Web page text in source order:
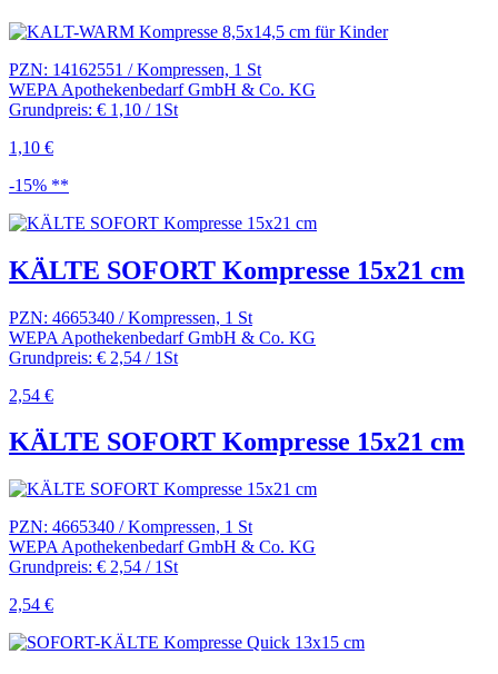
PZN: 14162551 / Kompressen, 1 St
WEPA Apothekenbedarf GmbH & Co. KG
Grundpreis: € 1,10 / 1St
1,10 €
-15% **
KÄLTE SOFORT Kompresse 15x21 cm
PZN: 4665340 / Kompressen, 1 St
WEPA Apothekenbedarf GmbH & Co. KG
Grundpreis: € 2,54 / 1St
2,54 €
KÄLTE SOFORT Kompresse 15x21 cm
PZN: 4665340 / Kompressen, 1 St
WEPA Apothekenbedarf GmbH & Co. KG
Grundpreis: € 2,54 / 1St
2,54 €